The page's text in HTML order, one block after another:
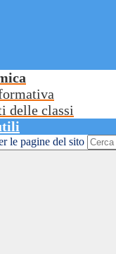
delle classi
le pagine del sito